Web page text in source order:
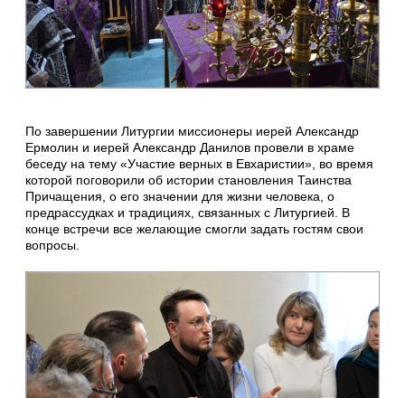
По завершении Литургии миссионеры иерей Александр
Ермолин и иерей Александр Данилов провели в храме
беседу на тему «Участие верных в Евхаристии», во время
которой поговорили об истории становления Таинства
Причащения, о его значении для жизни человека, о
предрассудках и традициях, связанных с Литургией. В
конце встречи все желающие смогли задать гостям свои
вопросы.